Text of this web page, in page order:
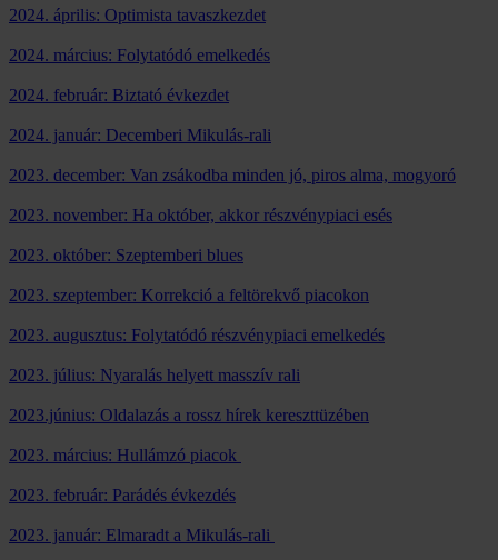
2024. április: Optimista tavaszkezdet
2024. március: Folytatódó emelkedés
2024. február: Biztató évkezdet
2024. január: Decemberi Mikulás-rali
2023. december: Van zsákodba minden jó, piros alma, mogyoró
2023. november: Ha október, akkor részvénypiaci esés
2023. október: Szeptemberi blues
2023. szeptember: Korrekció a feltörekvő piacokon
2023. augusztus: Folytatódó részvénypiaci emelkedés
2023. július: Nyaralás helyett masszív rali
2023.június: Oldalazás a rossz hírek kereszttüzében
2023. március: Hullámzó piacok
2023. február: Parádés évkezdés
2023. január: Elmaradt a Mikulás-rali